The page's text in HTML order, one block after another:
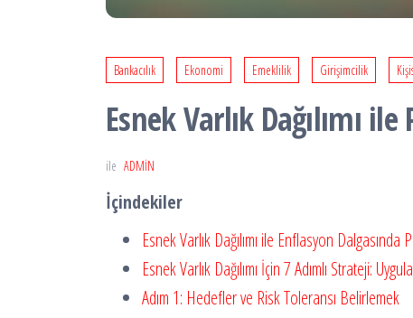
Bankacılık Ekonomi Emeklilik Girişimcilik
Esnek Varlık Dağılımı
ile ADMIN
İçindekiler
Esnek Varlık Dağılımı ile Enflasyon
Esnek Varlık Dağılımı İçin 7 Adımlı Strateji:
Adım 1: Hedefler ve Risk Toleransı Belirlemek